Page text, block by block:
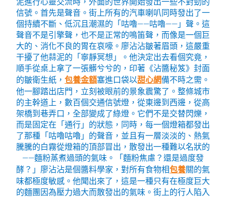
信號。首先是聲音。街上所有的汽車喇叭同時發出了一
個持續不斷、低沉且潮濕的「咕嚕——咕嚕——」聲。這
聲音不是引擎聲，也不是正常的鳴笛聲，而像是一個巨
大的、消化不良的胃在哀嚎。廖沾沾皺著眉頭，這嚴重
干擾了他蒜泥的「寧靜冥想」。他決定出去看個究竟，
順手從桌上拿了一張髒兮兮的，印著《沾醬秘笈》封面
的皺衛生紙， 包養金額塞進口袋以甜心網備不時之需。
他一腳踏出店門，立刻被眼前的景象震驚了。整條城市
的主幹道上，數百個交通信號燈，從東邊到西邊，從高
架橋到巷弄口，全部變成了綠燈。它們不是交替閃爍，
而是固定在「通行」的狀態，同時，每一個燈箱都發出
了那種「咕嚕咕嚕」的聲音，並且有一層淡淡的、熱氣
騰騰的白霧從燈箱的頂部冒出，散發出一種難以名狀的
——麵粉蒸煮過頭的氣味。「麵粉焦慮？還是過度發
酵？」廖沾沾是個醬料學家，對所有食物相包養關的氣
味都極度敏感。他聞出來了，這是一種只有在極度巨大
的麵團因為壓力過大而散發出的氣味。街上的行人陷入